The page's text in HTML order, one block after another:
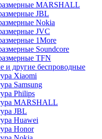
MARSHALL
JBL
Nokia
JVC
1More
Soundcore
TFN
и другие беспроводные
Xiaomi
Samsung
Philips
MARSHALL
JBL
Huawei
Honor